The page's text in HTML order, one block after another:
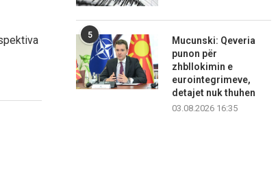
5
Mucunski: Qeveria
punon për
zhbllokimin e
eurointegrimeve,
detajet nuk thuhen
03.08.2026 16:35